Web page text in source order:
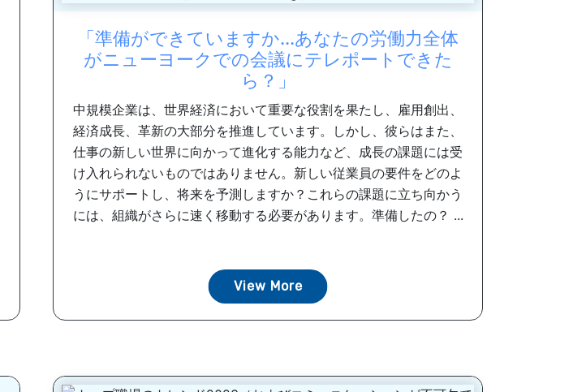
「準備ができていますか...あなたの労働力全体
がニューヨークでの会議にテレポートできた
ら？」
中規模企業は、世界経済において重要な役割を果たし、雇用創出、
経済成長、革新の大部分を推進しています。しかし、彼らはまた、
仕事の新しい世界に向かって進化する能力など、成長の課題には受
け入れられないものではありません。新しい従業員の要件をどのよ
うにサポートし、将来を予測しますか？これらの課題に立ち向かう
には、組織がさらに速く移動する必要があります。準備したの？ ...
View More